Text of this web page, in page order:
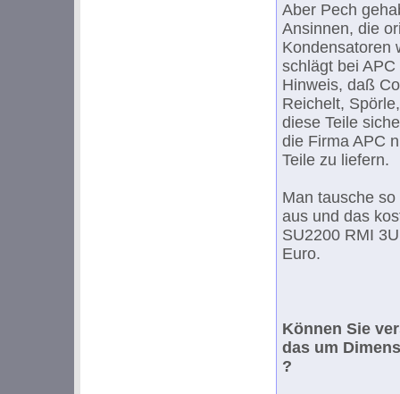
Aber Pech
Ansinnen, die
Kondensatoren
schlägt bei
Hinweis, daß
Reichelt,
diese Teile
die Firma APC
Teile zu liefern.
Man tausche
aus und das
SU2200 RMI
Euro.
Können Sie
das um
?